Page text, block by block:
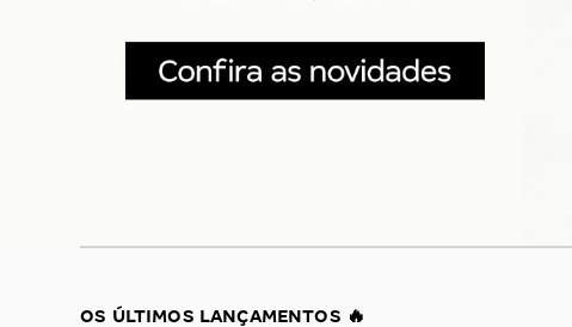
OS ÚLTIMOS LANÇAMENTOS 🔥